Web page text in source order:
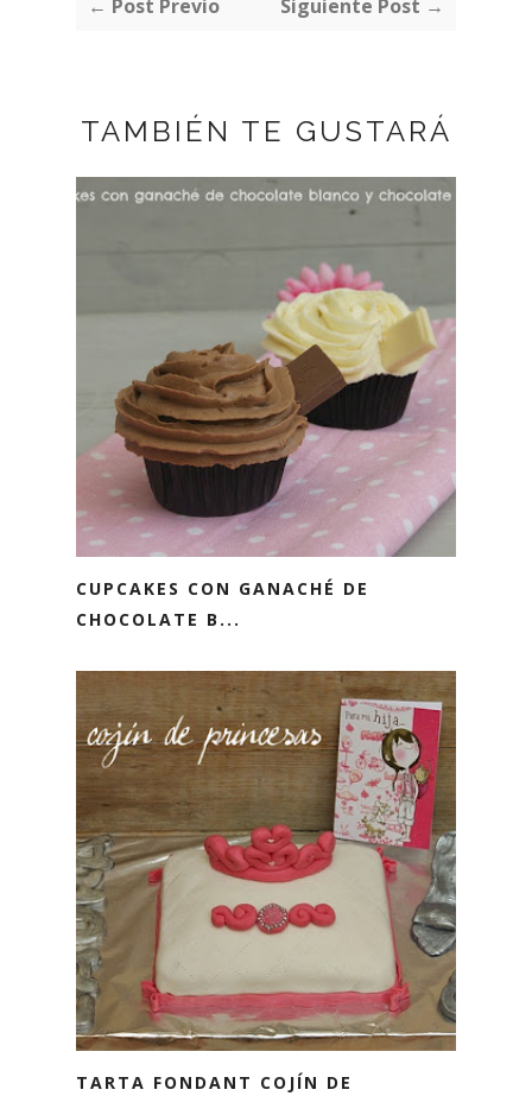
← Post Previo Siguiente Post →
TAMBIÉN TE GUSTARÁ
CUPCAKES CON GANACHÉ DE
CHOCOLATE B...
TARTA FONDANT COJÍN DE